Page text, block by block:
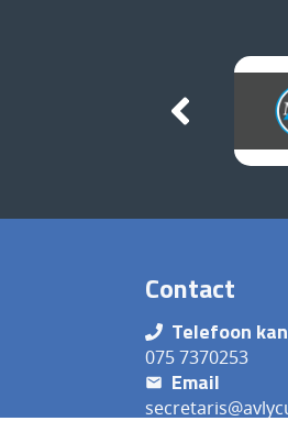
Contact
Telefoon
075 7370253
Email